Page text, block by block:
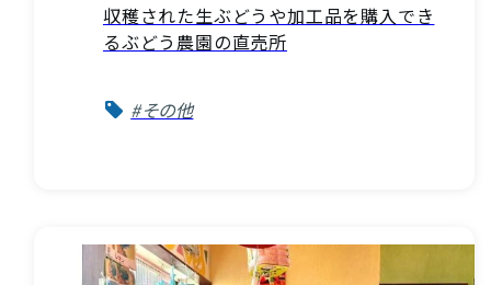
収穫された生ぶどうや加工品を購入でき
るぶどう農園の直売所
#その他